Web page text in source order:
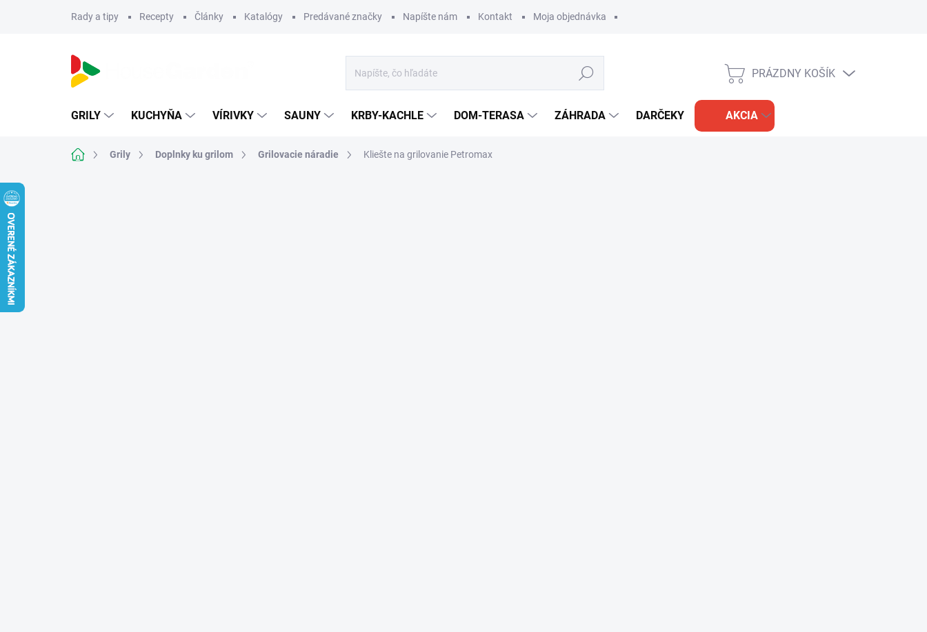
Rady a tipy Recepty Články Katalógy Predávané značky Napíšte nám Kontakt Moja objednávka
Hľadať
NÁKUPNÝ
PRÁZDNY KOŠÍK
GRILY KUCHYŇA VÍRIVKY SAUNY KRBY-KACHLE DOM-TERASA ZÁHRADA DARČEKY AKCIA
DomovGrily Doplnky ku grilom Grilovacie náradie Kliešte na grilovanie Petromax